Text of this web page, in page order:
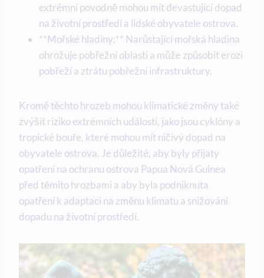
extrémní povodně mohou ⁢mít devastující dopad⁢
na‌ životní ‍prostředí a lidské ⁤obyvatele ostrova.
**Mořské hladiny:** Narůstající mořská hladina⁣
ohrožuje ⁢pobřežní‍ oblasti a může ‍způsobit erozi
pobřeží ‍a ztrátu⁢ pobřežní infrastruktury.
Kromě těchto ⁢hrozeb ⁣mohou klimatické změny také
zvýšit ‍riziko extrémních událostí, jako ⁤jsou cyklóny a‍
tropické⁢ bouře, které mohou ‌mít ničivý dopad ​na
obyvatele ostrova. Je důležité, aby⁤ byly přijaty
opatření na ochranu ostrova Papua Nová‍ Guinea
před těmito hrozbami a ⁢aby ‌byla podniknuta
opatření k adaptaci na změnu klimatu ​a snižování
dopadu na životní prostředí.